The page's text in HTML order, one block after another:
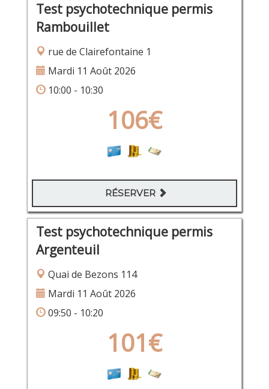
Test psychotechnique permis
Rambouillet
rue de Clairefontaine 1
Mardi 11 Août 2026
10:00 - 10:30
106€
RÉSERVER
Test psychotechnique permis
Argenteuil
Quai de Bezons 114
Mardi 11 Août 2026
09:50 - 10:20
101€